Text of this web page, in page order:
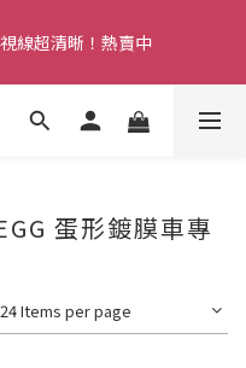
。
線超清晰！熱賣中
段以電話連絡，若有疑慮請
蛋形鍍膜車專
24 Items per page